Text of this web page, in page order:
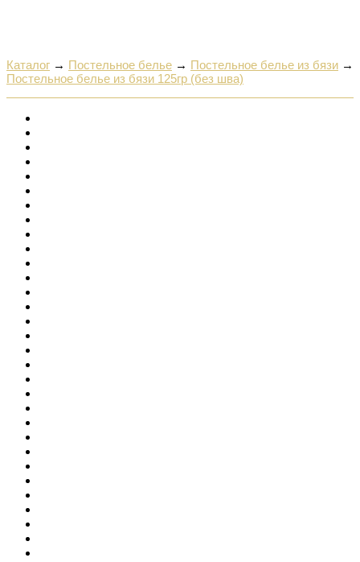
Каталог → Постельное белье → Постельное белье из бязи →
Постельное белье из бязи 125гр (без шва)